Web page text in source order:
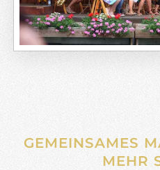
GEMEINSAMES
MEHR